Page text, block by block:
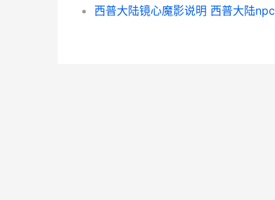
西普大陆镜心魔影说明 西普大陆npc